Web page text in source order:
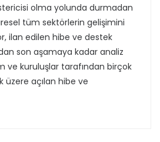
olma yolunda durmadan
tüm sektörlerin gelişimini
ilan edilen hibe ve destek
son aşamaya kadar analiz
ve kuruluşlar tarafından birçok
açılan hibe ve